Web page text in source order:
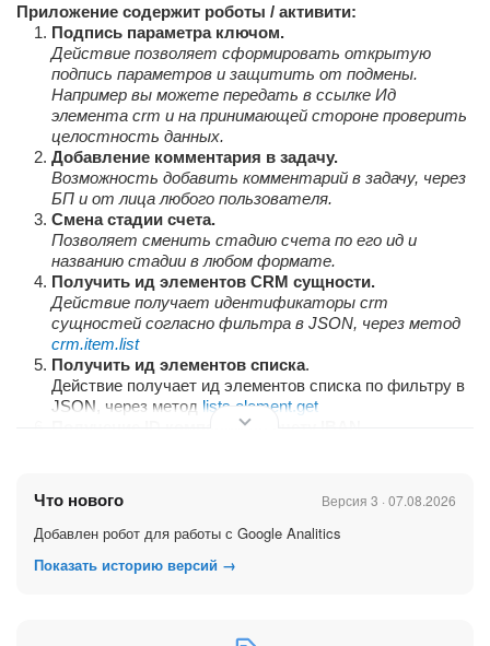
Приложение содержит роботы / активити:
Подпись параметра ключом.
Действие позволяет сформировать открытую
подпись параметров и защитить от подмены.
Например вы можете передать в ссылке Ид
элемента crm и на принимающей стороне проверить
целостность данных.
Добавление комментария в задачу.
Возможность добавить комментарий в задачу, через
БП и от лица любого пользователя.
Смена стадии счета.
Позволяет сменить стадию счета по его ид и
названию стадии в любом формате.
Получить ид элементов CRM сущности.
Действие получает идентификаторы crm
сущностей согласно фильтра в JSON, через метод
crm.item.list
Получить ид элементов списка.
Действие получает ид элементов списка по фильтру в
JSON, через метод lists.element.get
Получение ID компании по счету IBAN.
Склонение даты по падежам.
Переведет любой формат даты в прописной
двадцать пятого года.
стандартное ограничение паузы в 10 минут.
Что нового Версия 3 · 07.08.2026
Добавлен робот для работы с Google Analitics
Показать историю версий →